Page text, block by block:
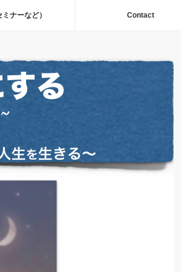
ナーなど） Contact